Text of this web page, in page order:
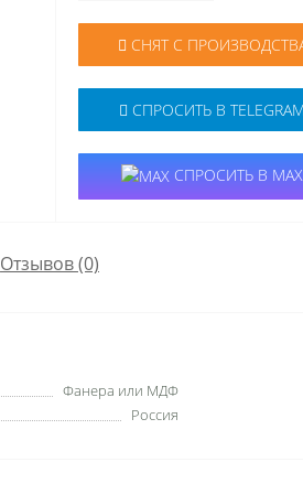
СНЯТ С
СПРОСИТЬ В
СПРОСИТЬ В MAX
Отзывов (0)
Фанера или МДФ
Россия